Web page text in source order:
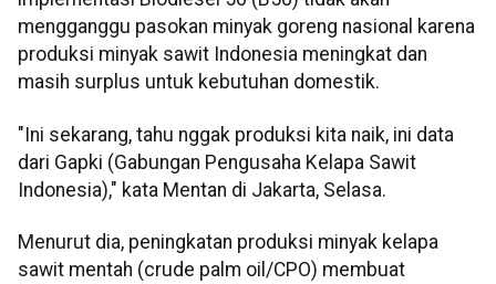
mengganggu pasokan minyak goreng nasional karena
produksi minyak sawit Indonesia meningkat dan
masih surplus untuk kebutuhan domestik.
"Ini sekarang, tahu nggak produksi kita naik, ini data
dari Gapki (Gabungan Pengusaha Kelapa Sawit
Indonesia)," kata Mentan di Jakarta, Selasa.
Menurut dia, peningkatan produksi minyak kelapa
sawit mentah (crude palm oil/CPO) membuat